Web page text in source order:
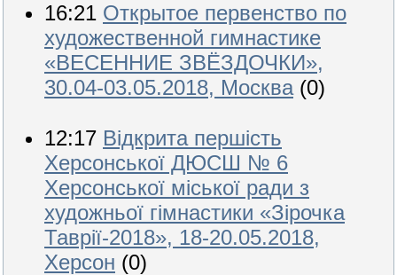
16:21 Открытое первенство по
художественной гимнастике
«ВЕСЕННИЕ ЗВЁЗДОЧКИ»,
30.04-03.05.2018, Москва (0)
12:17 Відкрита першість
Херсонської ДЮСШ № 6
Херсонської міської ради з
художньої гімнастики «Зірочка
Таврії-2018», 18-20.05.2018,
Херсон (0)